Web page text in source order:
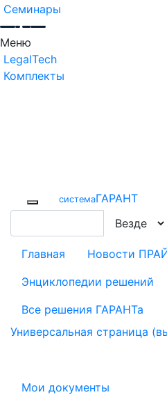
Семинары
Меню
LegalTech
Комплекты
cистемаГАРАНТ
Главная
Новости
Энциклопедии решений
Все решения ГАРАНТа
Универсальная страница
Мои документы